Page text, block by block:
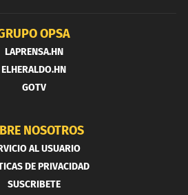
OPSA
LAPRENSA.HN
ELHERALDO.HN
GOTV
NOSOTROS
AL USUARIO
DE PRIVACIDAD
SUSCRIBETE